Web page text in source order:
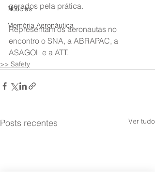
Notícias
Memória Aeronáutica
gerados pela prática.
Representam os aeronautas no
encontro o SNA, a ABRAPAC, a
ASAGOL e a ATT.
>> Safety
Posts recentes Ver tudo